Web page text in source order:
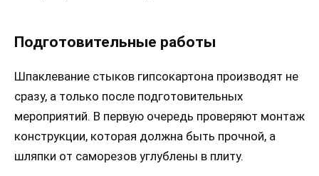
Подготовительные работы
Шпаклевание стыков гипсокартона производят не
сразу, а только после подготовительных
мероприятий. В первую очередь проверяют монтаж
конструкции, которая должна быть прочной, а
шляпки от саморезов углублены в плиту.